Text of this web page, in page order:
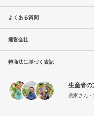
よくある質問
運営会社
特商法に基づく表記
生産者の
農家さん